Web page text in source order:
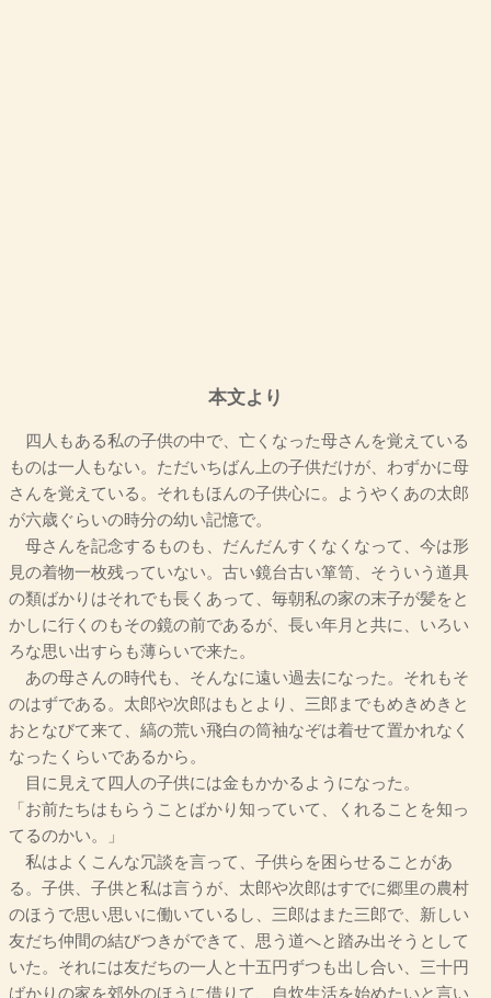
本文より
四人もある私の子供の中で、亡くなった母さんを覚えている
ものは一人もない。ただいちばん上の子供だけが、わずかに母
さんを覚えている。それもほんの子供心に。ようやくあの太郎
が六歳ぐらいの時分の幼い記憶で。
母さんを記念するものも、だんだんすくなくなって、今は形
見の着物一枚残っていない。古い鏡台古い箪笥、そういう道具
の類ばかりはそれでも長くあって、毎朝私の家の末子が髪をと
かしに行くのもその鏡の前であるが、長い年月と共に、いろい
ろな思い出すらも薄らいで来た。
あの母さんの時代も、そんなに遠い過去になった。それもそ
のはずである。太郎や次郎はもとより、三郎までもめきめきと
おとなびて来て、縞の荒い飛白の筒袖なぞは着せて置かれなく
なったくらいであるから。
目に見えて四人の子供には金もかかるようになった。
「お前たちはもらうことばかり知っていて、くれることを知っ
てるのかい。」
私はよくこんな冗談を言って、子供らを困らせることがあ
る。子供、子供と私は言うが、太郎や次郎はすでに郷里の農村
のほうで思い思いに働いているし、三郎はまた三郎で、新しい
友だち仲間の結びつきができて、思う道へと踏み出そうとして
いた。それには友だちの一人と十五円ずつも出し合い、三十円
ばかりの家を郊外のほうに借りて、自炊生活を始めたいと言い